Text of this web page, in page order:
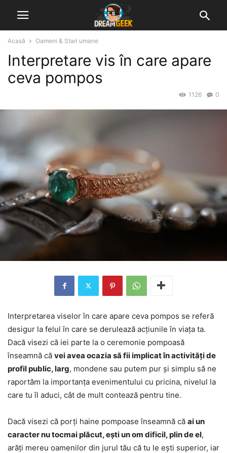
Acasă Oameni & Stari umane
Interpretare vis în care apare
ceva pompos
0
1126
Interpretarea viselor în care apare ceva pompos se referă
desigur la felul în care se derulează acțiunile în viața ta.
Dacă visezi că iei parte la o ceremonie pompoasă
înseamnă că vei avea ocazia să fii implicat în activități de
profil public, larg, mondene sau putem pur și simplu să ne
raportăm la importanța evenimentului cu pricina, nivelul la
care tu îl aduci, cât de mult contează pentru tine.
Dacă visezi că porți haine pompoase înseamnă că ai un
caracter nu tocmai plăcut, ești un om dificil, plin de el,
arăți mereu oamenilor din jurul tău că tu le ești superior, iar